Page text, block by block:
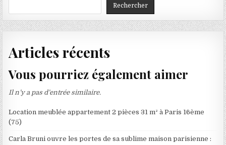
Rechercher
Articles récents
Vous pourriez également aimer
Il n’y a pas d’entrée similaire.
Location meublée appartement 2 pièces 31 m² à Paris 16ème
(75)
Carla Bruni ouvre les portes de sa sublime maison parisienne :